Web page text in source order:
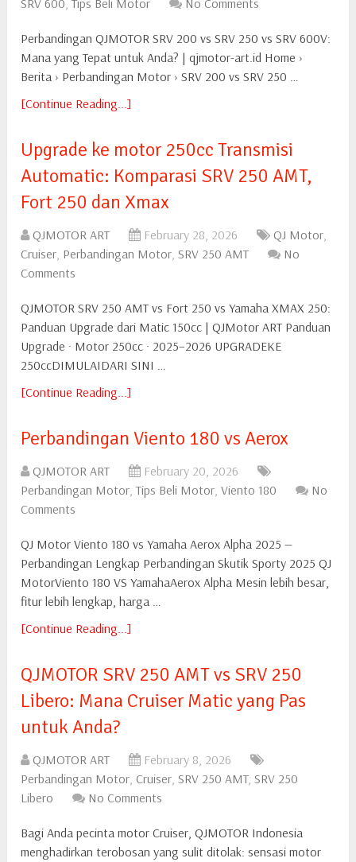
SRV 600,Tips Beli Motor No Comments
Perbandingan QJMOTOR SRV 200 vs SRV 250 vs SRV 600V:
Mana yang Tepat untuk Anda? | qjmotor-art.id Home ›
Berita › Perbandingan Motor › SRV 200 vs SRV 250 …
[Continue Reading...]
Upgrade ke motor 250cc Transmisi
Automatic: Komparasi SRV 250 AMT,
Fort 250 dan Xmax
QJMOTOR ART February 28, 2026 QJ Motor,
Cruiser, Perbandingan Motor,SRV 250 AMT
No
Comments
QJMOTOR SRV 250 AMT vs Fort 250 vs Yamaha XMAX 250:
Panduan Upgrade dari Matic 150cc | QJMotor ART Panduan
Upgrade · Motor 250cc · 2025–2026 UPGRADEKE
250ccDIMULAIDARI SINI …
[Continue Reading...]
Perbandingan Viento 180 vs Aerox
QJMOTOR ART
February 20, 2026
Perbandingan Motor,Tips Beli Motor,Viento 180
No
Comments
QJ Motor Viento 180 vs Yamaha Aerox Alpha 2025 —
Perbandingan Lengkap Perbandingan Skutik Sporty 2025 QJ
MotorViento 180 VS YamahaAerox Alpha Mesin lebih besar,
fitur lebih lengkap, harga …
[Continue Reading...]
QJMOTOR SRV 250 AMT vs SRV 250
Libero: Mana Cruiser Matic yang Pas
untuk Anda?
QJMOTOR ART
February 8, 2026
Perbandingan Motor,Cruiser,SRV 250 AMT,SRV 250
Libero
No Comments
Bagi Anda pecinta motor Cruiser, QJMOTOR Indonesia
menghadirkan terobosan yang sulit ditolak: sensasi motor